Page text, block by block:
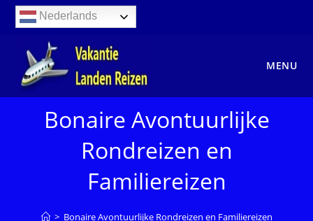
naar
Nederlands
MENU
Bonaire Avontuurlijke
Rondreizen en
Familiereizen
> Bonaire Avontuurlijke Rondreizen en Familiereizen